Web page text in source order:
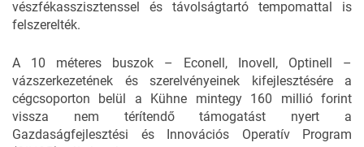
vészfékasszisztenssel és távolságtartó tempomattal is
felszerelték.
A 10 méteres buszok – Econell, Inovell, Optinell –
vázszerkezetének és szerelvényeinek kifejlesztésére a
cégcsoporton belül a Kühne mintegy 160 millió forint
vissza nem térítendő támogatást nyert a
Gazdaságfejlesztési és Innovációs Operatív Program